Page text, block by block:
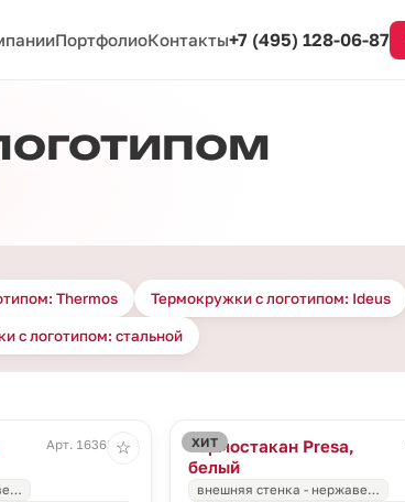
ПортфолиоКонтакты+7 (495) 128-06-87
Thermos Термокружки с логотипом: Ideus
с логотипом: стальной
Арт. 16363.40
☆ ХИТ
Термостакан Presa,
белый
внешняя стенка - нержаве…